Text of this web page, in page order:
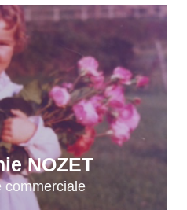
NOZET
commerciale